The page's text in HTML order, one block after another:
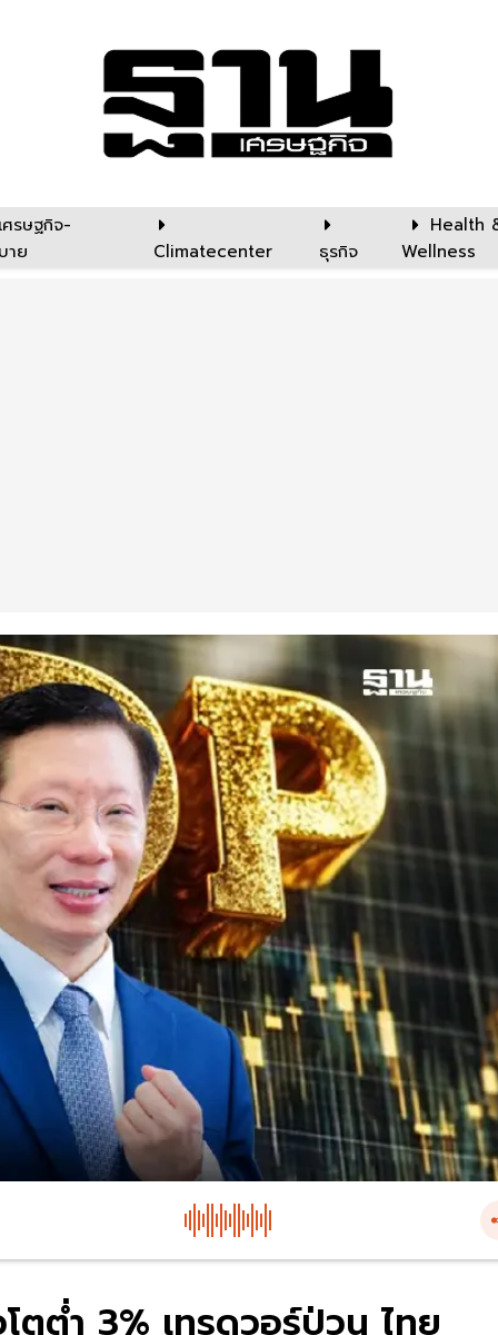
ศรษฐกิจ-
าย
Climatecenter ธุรกิจ
Health
Wellness
ต่ำ 3% เทรดวอร์ป่วน ไทย